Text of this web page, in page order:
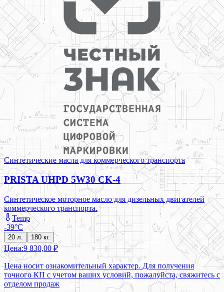
Синтетические масла для коммерческого транспорта
PRISTA UHPD 5W30 CK-4
Синтетическое моторное масло для дизельных двигателей
коммерческого транспорта.
Temp
-39°C
20 л. 180 кг.
Цена:9 830,00 ₽
Цена носит ознакомительный характер. Для получения
точного КП с учетом ваших условий, пожалуйста, свяжитесь с
отделом продаж